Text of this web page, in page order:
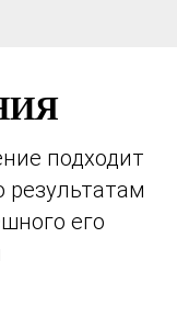
подходит
результатам
его